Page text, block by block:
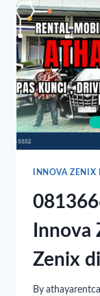
INNOVA ZENIX
Innova
Zenix
By